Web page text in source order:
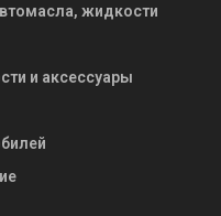
жидкости
и аксессуары